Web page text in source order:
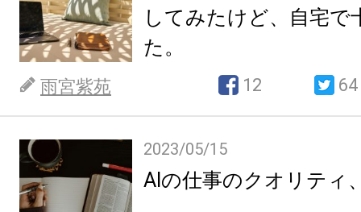
してみたけど、自宅で
た。
雨宮紫苑 12 64
2023/05/15
AIの仕事のクオリティ